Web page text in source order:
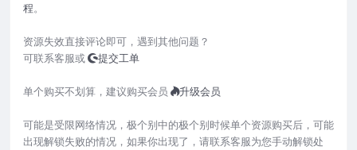
程。
资源失效直接评论即可，遇到其他问题？
可联系客服或
提交工单
单个购买不划算，建议购买会员 升级会员
可能是受限网络情况，极个别中的极个别时候单个资源购买后，可能
出现解锁失败的情况，如果你出现了，请联系客服为您手动解锁处